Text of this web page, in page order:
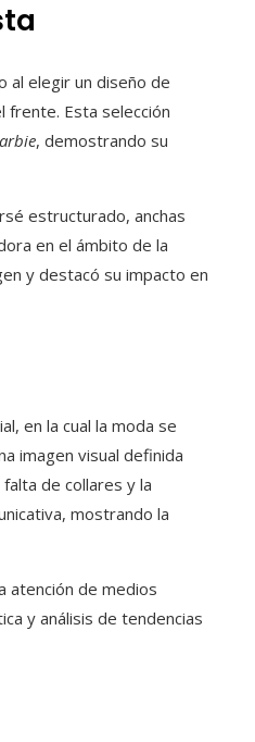
al elegir un diseño de
frente. Esta selección
, demostrando su
estructurado, anchas
en el ámbito de la
y destacó su impacto en
en la cual la moda se
imagen visual definida
de collares y la
mostrando la
atención de medios
y análisis de tendencias